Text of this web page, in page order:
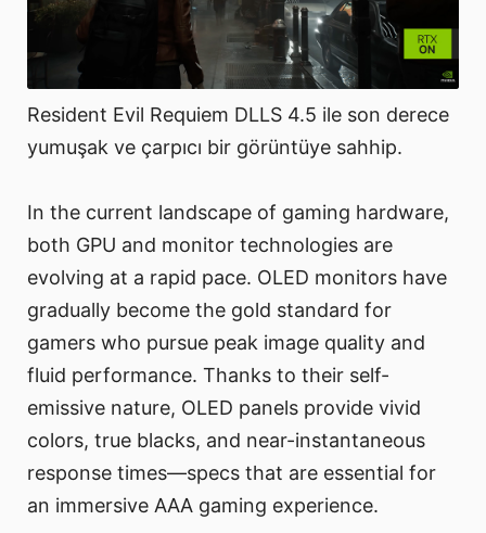
Resident Evil Requiem DLLS 4.5 ile son derece
yumuşak ve çarpıcı bir görüntüye sahhip.
In the current landscape of gaming hardware,
both GPU and monitor technologies are
evolving at a rapid pace. OLED monitors have
gradually become the gold standard for
gamers who pursue peak image quality and
fluid performance. Thanks to their self-
emissive nature, OLED panels provide vivid
colors, true blacks, and near-instantaneous
response times—specs that are essential for
an immersive AAA gaming experience.